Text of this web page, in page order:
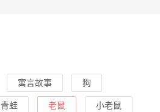
寓言故事 狗
青蛙 老鼠 小老鼠